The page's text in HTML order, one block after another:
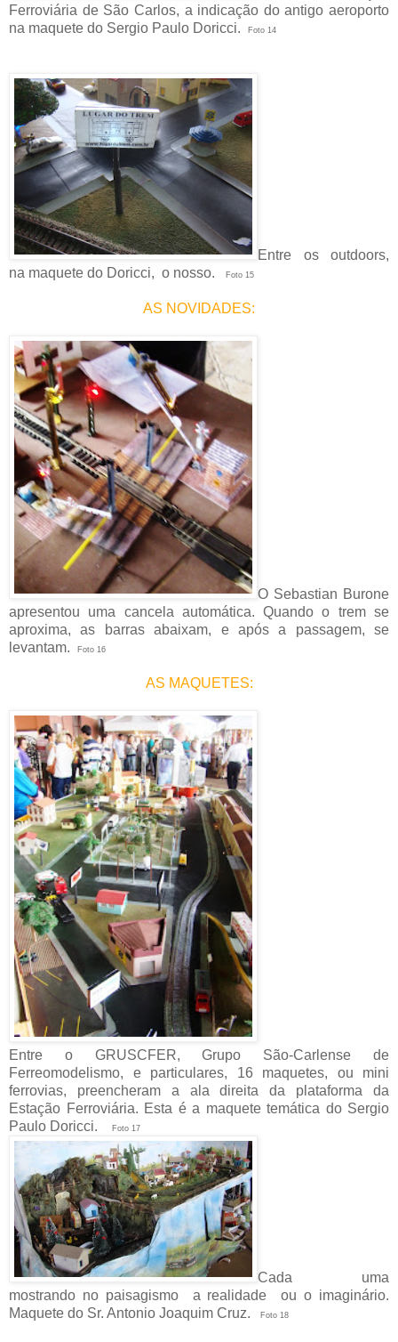
Ferroviária de São Carlos, a indicação do antigo aeroporto
na maquete do Sergio Paulo Doricci.
Foto 14
Entre os outdoors,
na maquete do Doricci, o nosso.
Foto 15
AS NOVIDADES:
O Sebastian Burone
apresentou uma cancela automática. Quando o trem se
aproxima, as barras abaixam, e após a passagem, se
levantam.
Foto 16
AS MAQUETES:
Entre o GRUSCFER, Grupo São-Carlense de
Ferreomodelismo, e particulares, 16 maquetes, ou mini
ferrovias, preencheram a ala direita da plataforma da
Estação Ferroviária. Esta é a maquete temática do Sergio
Paulo Doricci.
Foto 17
Cada uma
mostrando no paisagismo a realidade ou o imaginário.
Maquete do Sr. Antonio Joaquim Cruz.
Foto 18